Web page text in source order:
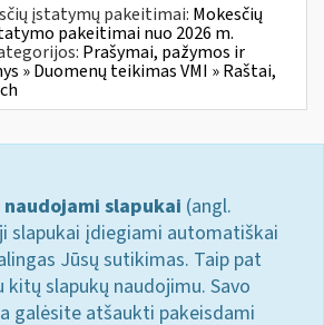
įstatymų pakeitimai: Mokesčių
pakeitimai nuo 2026 m.
Prašymai, pažymos ir
» Duomenų teikimas VMI » Raštai,
slapukai (angl.
slapukai įdiegiami automatiškai
Jūsų sutikimas. Taip pat
slapukų naudojimu. Savo
galėsite atšaukti pakeisdami